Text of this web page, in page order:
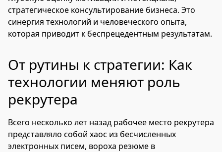
стратегическое консультирование бизнеса. Это
синергия технологий и человеческого опыта,
которая приводит к беспрецедентным результатам.
От рутины к стратегии: Как
технологии меняют роль
рекрутера
Всего несколько лет назад рабочее место рекрутера
представляло собой хаос из бесчисленных
электронных писем, вороха резюме в